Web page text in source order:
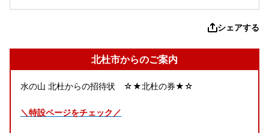
シェアする
北杜市からのご案内
水の山 北杜からの招待状 ☆★北杜の券★☆
＼特設ページをチェック／